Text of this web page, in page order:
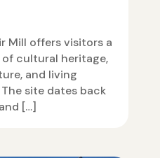
Mill offers visitors a
cultural heritage,
and living
site dates back
[…]